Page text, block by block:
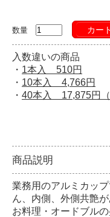
数量 カー
入数違いの商品
・ 1本入 510円
・ 10本入 4,766円
・ 40本入 17,875円（
商品説明
業務用のアルミカッ
ん、内側、外側共艶
お料理・オードブル